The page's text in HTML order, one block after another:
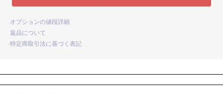
オプションの値段詳細
返品について
特定商取引法に基づく表記